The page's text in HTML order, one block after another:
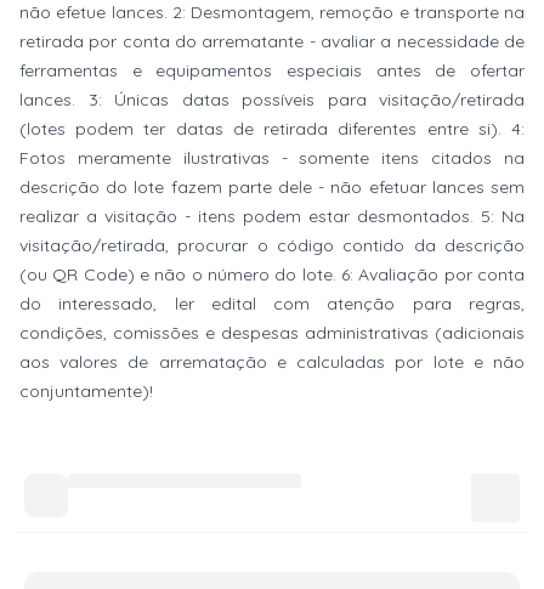
não efetue lances. 2: Desmontagem, remoção e transporte na
retirada por conta do arrematante - avaliar a necessidade de
ferramentas e equipamentos especiais antes de ofertar
lances. 3: Únicas datas possíveis para visitação/retirada
(lotes podem ter datas de retirada diferentes entre si). 4:
Fotos meramente ilustrativas - somente itens citados na
descrição do lote fazem parte dele - não efetuar lances sem
realizar a visitação - itens podem estar desmontados. 5: Na
visitação/retirada, procurar o código contido da descrição
(ou QR Code) e não o número do lote. 6: Avaliação por conta
do interessado, ler edital com atenção para regras,
condições, comissões e despesas administrativas (adicionais
aos valores de arrematação e calculadas por lote e não
conjuntamente)!